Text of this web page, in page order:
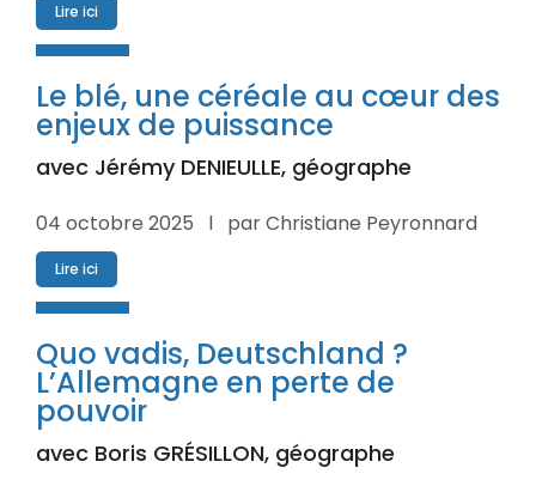
Lire ici
Le blé, une céréale au cœur des
enjeux de puissance
avec Jérémy DENIEULLE, géographe
04 octobre 2025 l par Christiane Peyronnard
Lire ici
Quo vadis, Deutschland ?
L’Allemagne en perte de
pouvoir
avec Boris GRÉSILLON, géographe